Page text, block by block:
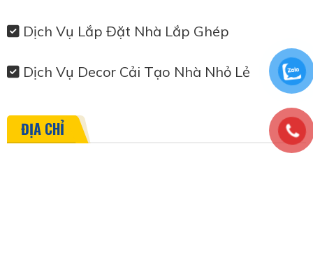
Dịch Vụ Lắp Đặt Nhà Lắp Ghép
Dịch Vụ Decor Cải Tạo Nhà Nhỏ Lẻ
ĐỊA CHỈ